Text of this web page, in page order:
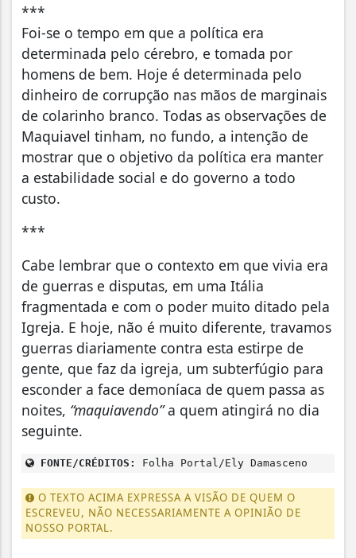
***
Foi-se o tempo em que a política era
determinada pelo cérebro, e tomada por
homens de bem. Hoje é determinada pelo
dinheiro de corrupção nas mãos de marginais
de colarinho branco. Todas as observações de
Maquiavel tinham, no fundo, a intenção de
mostrar que o objetivo da política era manter
a estabilidade social e do governo a todo
custo.
***
Cabe lembrar que o contexto em que vivia era
de guerras e disputas, em uma Itália
fragmentada e com o poder muito ditado pela
Igreja. E hoje, não é muito diferente, travamos
guerras diariamente contra esta estirpe de
gente, que faz da igreja, um subterfúgio para
esconder a face demoníaca de quem passa as
noites, “maquiavendo”a quem atingirá no dia
seguinte.
FONTE/CRÉDITOS: Folha Portal/Ely Damasceno
O TEXTO ACIMA EXPRESSA A VISÃO DE QUEM O
ESCREVEU, NÃO NECESSARIAMENTE A OPINIÃO DE
NOSSO PORTAL.